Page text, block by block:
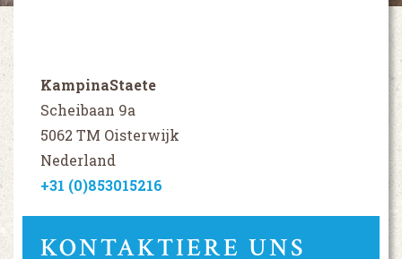
KampinaStaete
Scheibaan 9a
5062 TM Oisterwijk
Nederland
+31 (0)853015216
KONTAKTIERE UNS